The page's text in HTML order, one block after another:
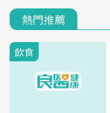
熱門推薦
飲食